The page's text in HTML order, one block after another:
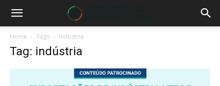
Home Tags Indústria
Tag: indústria